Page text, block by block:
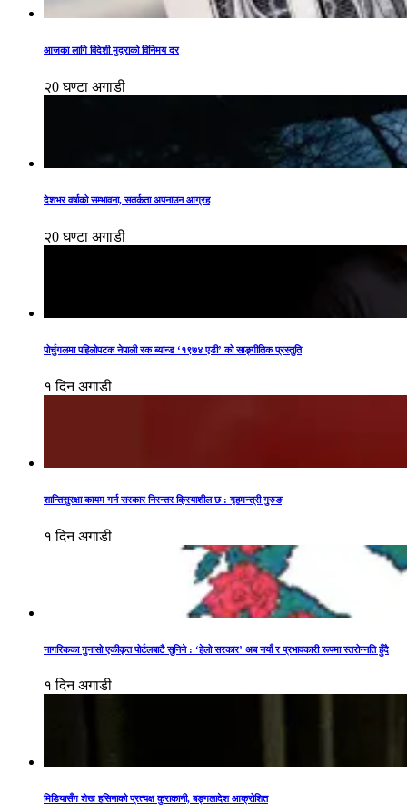
आजका लागि विदेशी मुद्राको विनिमय दर
२0 घण्टा अगाडी
देशभर वर्षाको सम्भावना, सतर्कता अपनाउन आग्रह
२0 घण्टा अगाडी
पोर्चुगलमा पहिलोपटक नेपाली रक ब्यान्ड ‘१९७४ एडी’ को साङ्गीतिक प्रस्तुति
१ दिन अगाडी
शान्तिसुरक्षा कायम गर्न सरकार निरन्तर क्रियाशील छ : गृहमन्त्री गुरुङ
१ दिन अगाडी
नागरिकका गुनासो एकीकृत पोर्टलबाटै सुनिने : ‘हेलो सरकार’ अब नयाँ र प्रभावकारी रूपमा स्तरोन्नति हुँदै
१ दिन अगाडी
मिडियासँग शेख हसिनाको प्रत्यक्ष कुराकानी, बङ्गलादेश आक्रोशित